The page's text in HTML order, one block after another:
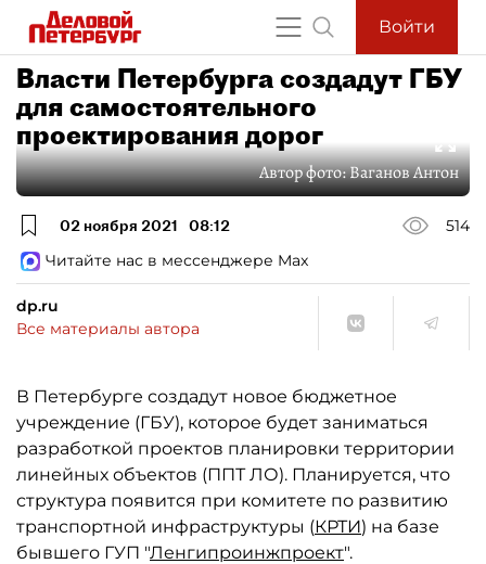
Войти
Власти Петербурга создадут ГБУ
для самостоятельного
проектирования дорог
Автор фото:Ваганов Антон
02 ноября 2021 08:12
514
Читайте нас в мессенджере Max
dp.ru
Все материалы автора
В Петербурге создадут новое бюджетное
учреждение (ГБУ), которое будет заниматься
разработкой проектов планировки территории
линейных объектов (ППТ ЛО). Планируется, что
структура появится при комитете по развитию
транспортной инфраструктуры (КРТИ) на базе
бывшего ГУП "Ленгипроинжпроект".